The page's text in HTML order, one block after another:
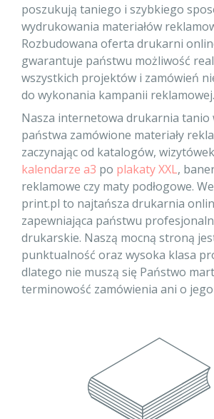
poszukują taniego i szybkiego
wydrukowania materiałów
Rozbudowana oferta drukarni
gwarantuje państwu możliwość
wszystkich projektów i zamówień
do wykonania kampanii reklamowej.
Nasza internetowa drukarnia tanio
państwa zamówione materiały
zaczynając od katalogów,
kalendarze a3 po plakaty XXL,
reklamowe czy maty podłogowe.
print.pl to najtańsza drukarnia
zapewniająca państwu
drukarskie. Naszą mocną stroną
punktualność oraz wysoka klasa
dlatego nie muszą się Państwo
terminowość zamówienia ani o